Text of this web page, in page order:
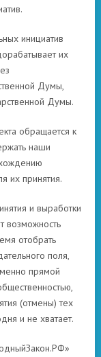
инициатив
их
Думы,
Думы.
обращается к
наши
их принятия.
и выработки
возможность
отобрать
поля,
прямой
(отмены) тех
и не хватает.